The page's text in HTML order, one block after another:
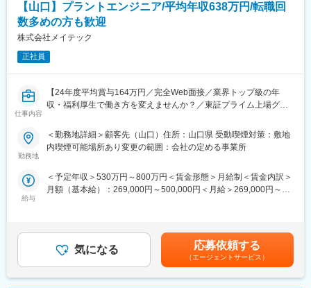
◆エンジニアとしてのご活躍例
・総合電機メーカーを早期退職された後、弊社に入社。大手完成
車メーカーにて自動車の外装設計者としてご活躍（50代後半の男
性）
・エンジニアリング会社から弊社に転職。前職にはなかった航空
機分野でご活躍（40代前半の男性）
◆働く環境/当社の特徴：
・月平均残業時間：約20時間程度
を回す充実したキャリアサポート制度に加え、人材育成制度、技
術組織制度を実施。
・定年：65歳。その後も契約社員としてご活躍いただいているの
事例が多数ございます。
・充実の福利厚生： 社会保険完備（雇用・健康・労災・厚生年
金）、配属先が遠方になった場合の引越費用も全額支給いたしま
す。
【山口】プラントエンジニア/平均年収638万円/転職回
数多めの方も歓迎
株式会社メイテック
正社員
仕事内容
【24年度平均賞与164万円／完全Web面接／業界トップ級の年
収・福利厚生で働き方を変えませんか？／東証プライム上場グル
【業務内容】スキルに応じて各顧客先での業務をお任せいたしま
・電気設備施工
・管設備施工
■勤務地補足：
・スキルに応じて「勤務地確約」
・持ち家率は30代「50％超」
・入社後、U／Iターンも可能です
勤務地
＜勤務地詳細＞顧客先（山口）住所：山口県 受動喫煙対策：敷地
内喫煙可能場所あり変更の範囲：会社の定める事業所
給与
＜予定年収＞530万円～800万円＜賃金形態＞月給制＜賃金内訳＞
月額（基本給）：269,000円～500,000円＜月給＞269,000円～
気になる 応募依頼する
（エージェントサービス）